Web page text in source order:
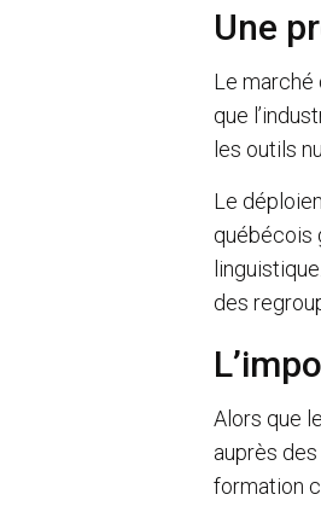
Une
Le marché
que
les outils
Le
québécois
des
Alors que
auprès
formation